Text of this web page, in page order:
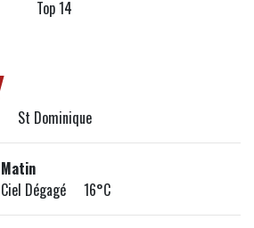
Top 14
St Dominique
Matin
Ciel Dégagé 16°C